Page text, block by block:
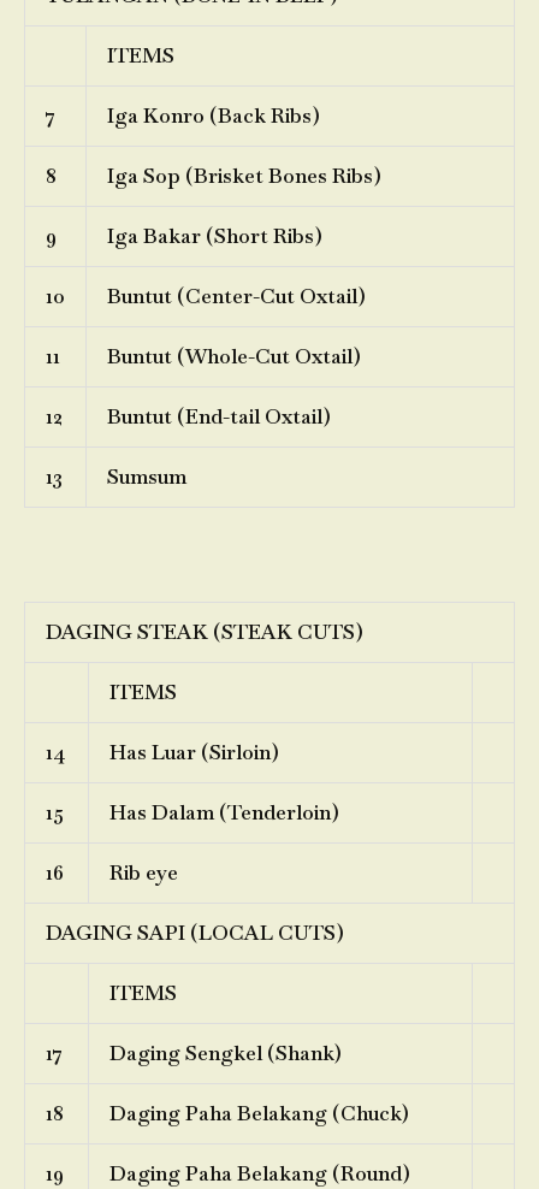
ITEMS
7 Iga Konro (Back Ribs)
8 Iga Sop (Brisket Bones Ribs)
9 Iga Bakar (Short Ribs)
10 Buntut (Center-Cut Oxtail)
11 Buntut (Whole-Cut Oxtail)
12 Buntut (End-tail Oxtail)
13 Sumsum
DAGING STEAK (STEAK CUTS)
ITEMS
14 Has Luar (Sirloin)
15 Has Dalam (Tenderloin)
16 Rib eye
DAGING SAPI (LOCAL CUTS)
ITEMS
17 Daging Sengkel (Shank)
18 Daging Paha Belakang (Chuck)
19 Daging Paha Belakang (Round)